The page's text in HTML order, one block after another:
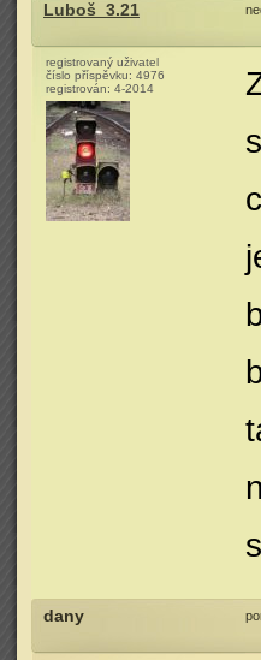
Luboš_3.21
registrovaný uživatel
číslo příspěvku: 4976
registrován: 4-2014
dany